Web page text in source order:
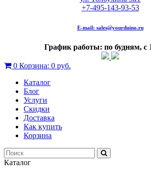
+7-495-143-93-53
E-mail: sales@yourduino.ru
График работы: по будням, с
0 Корзина: 0 руб.
Каталог
Блог
Услуги
Скидки
Доставка
Как купить
Корзина
Каталог